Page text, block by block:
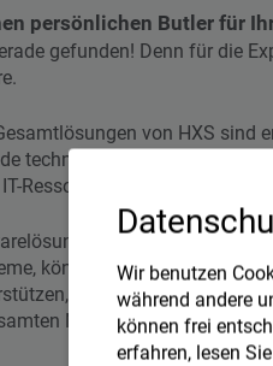
persönlichen Butler für
gefunden! Denn für die
von HXS
technologische
Ressourcen zur Verfügung
wie Zusatzsgeräte
können wir Sie aufgrund
mit besonderem
Nutzungsdauer.
Wir benutzen
während andere
können frei
erfahren, lesen